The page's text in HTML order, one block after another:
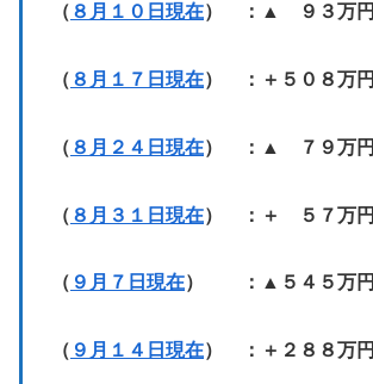
（ ８月１０日現在） ：▲ ９３万円
（ ８月１７日現在） ：＋５０８万円
（ ８月２４日現在） ：▲ ７９万円
（ ８月３１日現在） ：＋ ５７万円
（ ９月７日現在） ：▲５４５万円
（ ９月１４日現在） ：＋２８８万円